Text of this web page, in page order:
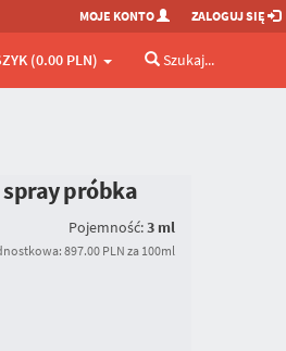
MOJE KONTO ZALOGUJ SIĘ
(0.00 PLN) Szukaj...
próbka
Pojemność:3 ml
897.00 PLN za 100ml